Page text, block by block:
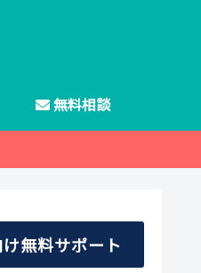
無料相談
無料サポート